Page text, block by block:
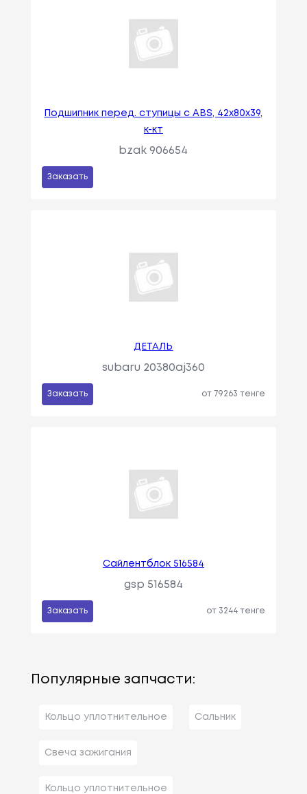
Подшипник перед. ступицы c ABS, 42х80х39,
к-кт
bzak 906654
Заказать
ДЕТАЛЬ
subaru 20380aj360
Заказать от 79263 тенге
Сайлентблок 516584
gsp 516584
Заказать от 3244 тенге
Популярные запчасти:
Кольцо уплотнительное Сальник
Свеча зажигания
Кольцо уплотнительное